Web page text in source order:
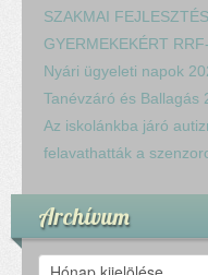
SZAKMAI
GYERMEKEKÉRT
Nyári ügyeleti napok
Tanévzáró és Ballagás
Az iskolánkba járó
felavathatták a
Archívum
Archívum